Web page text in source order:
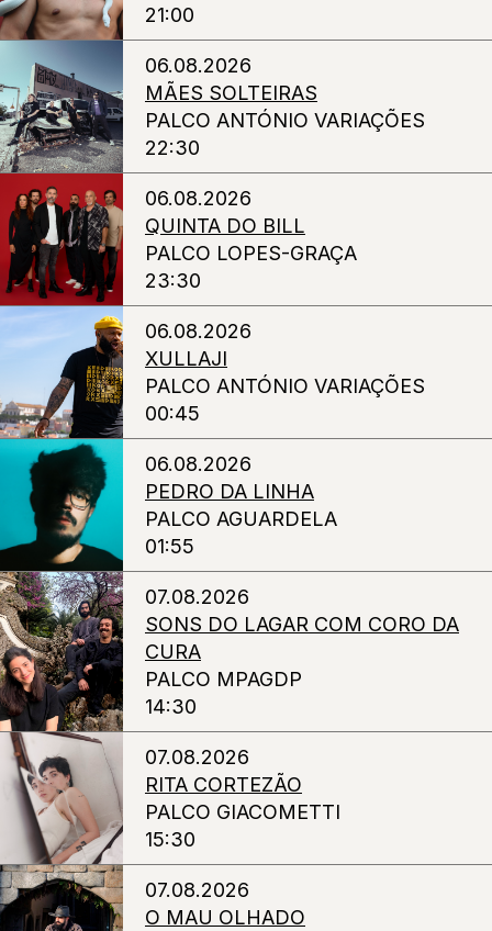
21:00
06.08.2026
MÃES SOLTEIRAS
PALCO ANTÓNIO VARIAÇÕES
22:30
06.08.2026
QUINTA DO BILL
PALCO LOPES-GRAÇA
23:30
06.08.2026
XULLAJI
PALCO ANTÓNIO VARIAÇÕES
00:45
06.08.2026
PEDRO DA LINHA
PALCO AGUARDELA
01:55
07.08.2026
SONS DO LAGAR COM CORO DA
CURA
PALCO MPAGDP
14:30
07.08.2026
RITA CORTEZÃO
PALCO GIACOMETTI
15:30
07.08.2026
O MAU OLHADO